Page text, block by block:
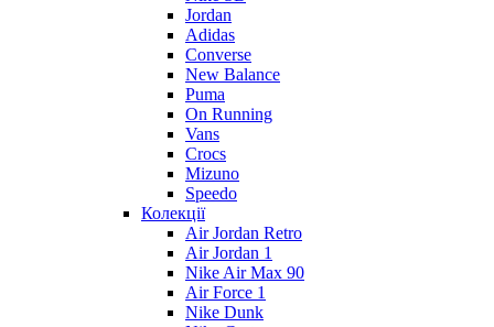
Jordan
Adidas
Converse
New Balance
Puma
On Running
Vans
Crocs
Mizuno
Speedo
Колекції
Air Jordan Retro
Air Jordan 1
Nike Air Max 90
Air Force 1
Nike Dunk